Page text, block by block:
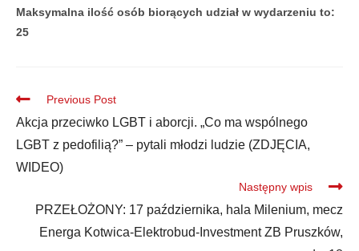
Maksymalna ilość osób biorących udział w wydarzeniu to:
25
Previous Post
Akcja przeciwko LGBT i aborcji. „Co ma wspólnego
LGBT z pedofilią?” – pytali młodzi ludzie (ZDJĘCIA,
WIDEO)
Następny wpis
PRZEŁOŻONY: 17 października, hala Milenium, mecz
Energa Kotwica-Elektrobud-Investment ZB Pruszków,